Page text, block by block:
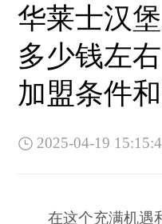
华莱士汉
多少钱左
加盟条件
2025-04-19
在这个充满机遇